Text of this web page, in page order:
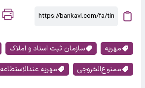
مهریه سازمان ثبت اسناد و املاک
ممنوع‌الخروجی
مهریه عندالاستطاعه